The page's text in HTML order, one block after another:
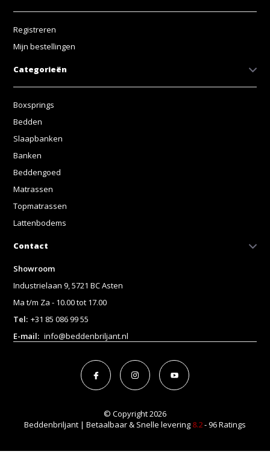
Registreren
Mijn bestellingen
Categorieën
Boxsprings
Bedden
Slaapbanken
Banken
Beddengoed
Matrassen
Topmatrassen
Lattenbodems
Contact
Showroom
Industrielaan 9, 5721 BC Asten
Ma t/m Za - 10.00 tot 17.00
Tel: +31 85 086 99 55
E-mail: info@beddenbriljant.nl
© Copyright 2026
Beddenbriljant | Betaalbaar & Snelle levering 8.2- 96 Ratings